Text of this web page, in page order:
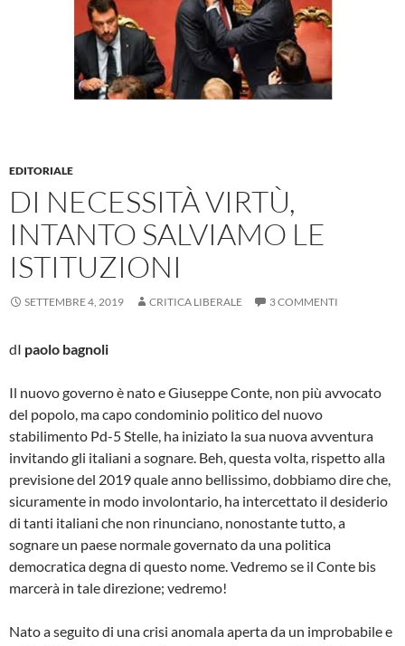
EDITORIALE
DI NECESSITÀ VIRTÙ,
INTANTO SALVIAMO LE
ISTITUZIONI
SETTEMBRE 4, 2019 CRITICA LIBERALE 3 COMMENTI
dI paolo bagnoli
Il nuovo governo è nato e Giuseppe Conte, non più avvocato
del popolo, ma capo condominio politico del nuovo
stabilimento Pd-5 Stelle, ha iniziato la sua nuova avventura
invitando gli italiani a sognare. Beh, questa volta, rispetto alla
previsione del 2019 quale anno bellissimo, dobbiamo dire che,
sicuramente in modo involontario, ha intercettato il desiderio
di tanti italiani che non rinunciano, nonostante tutto, a
sognare un paese normale governato da una politica
democratica degna di questo nome. Vedremo se il Conte bis
marcerà in tale direzione; vedremo!
Nato a seguito di una crisi anomala aperta da un improbabile e